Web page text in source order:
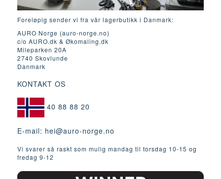
Foreløpig sender vi fra vår lagerbutikk i Danmark:
AURO Norge (auro-norge.no)
c/o AURO.dk & Økomaling.dk
Mileparken 20A
2740 Skovlunde
Danmark
KONTAKT OS
40 88 88 20
E-mail: hei@auro-norge.no
Vi svarer så raskt som mulig mandag til torsdag 10-15 og
fredag ​​9-12